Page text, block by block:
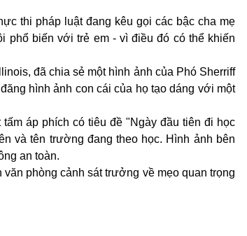
thi pháp luật đang kêu gọi các bậc cha mẹ
phổ biến với trẻ em - vì điều đó có thể khiến
đã chia sẻ một hình ảnh của Phó Sherriff
hình ảnh con cái của họ tạo dáng với một
áp phích có tiêu đề "Ngày đầu tiên đi học
và tên trường đang theo học. Hình ảnh bên
an toàn.
phòng cảnh sát trưởng về mẹo quan trọng